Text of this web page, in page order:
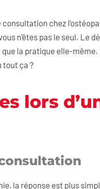
chez
n’êtes pas le seul. Le
la pratique elle-même.
tout ça ?
lors
la réponse est plus